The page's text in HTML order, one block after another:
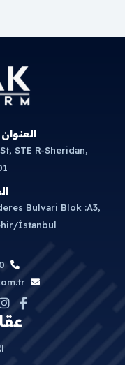
STE R-Sheridan,
Bulvari Blok :A3,
İstanbul